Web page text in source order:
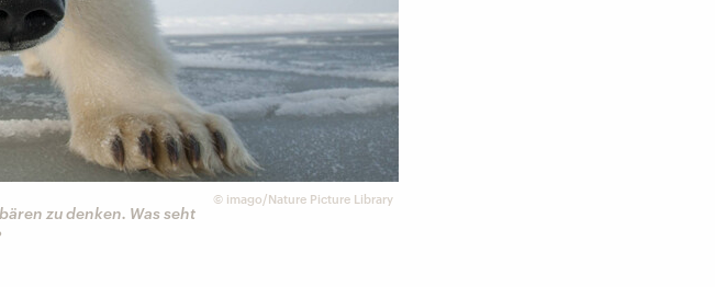
© imago/Nature Picture Library
zu denken. Was seht